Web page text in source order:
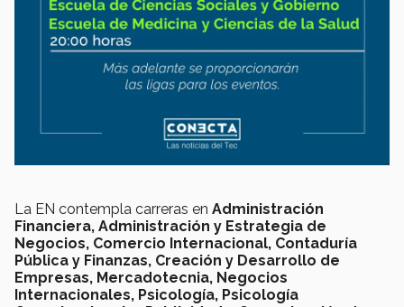
La EN contempla carreras en Administración
Financiera, Administración y Estrategia de
Negocios, Comercio Internacional, Contaduría
Pública y Finanzas, Creación y Desarrollo de
Empresas, Mercadotecnia, Negocios
Internacionales, Psicología, Psicología